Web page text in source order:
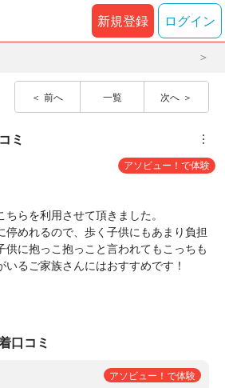
新規登録 ログイン
前へ 一覧 次へ
ミ ︙
アソビュー！で体験
らを利用させて頂きました。
停めれるので、歩く子供にもあまり負担
供に抱っこ抱っこと言われてもこっちも
るご家族さんにはおすすめです！
口コミ
アソビュー！で体験